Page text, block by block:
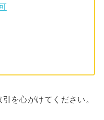
を心がけてください。